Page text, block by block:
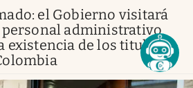
el Gobierno visitará
personal administrativo
existencia de los titulares